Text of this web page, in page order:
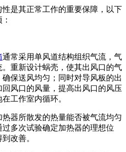
性是其正常工作的重要保障，以下
通常采用单风道结构组织气流，气
重新设计蜗壳，使其出风口的气
保送风均匀；同时对导风板的出
风口的风量，提高出风口的风压
工作室内循环。
热器所散发的热量能否被气流均匀
多次试验确定加热器的理想位
改善。